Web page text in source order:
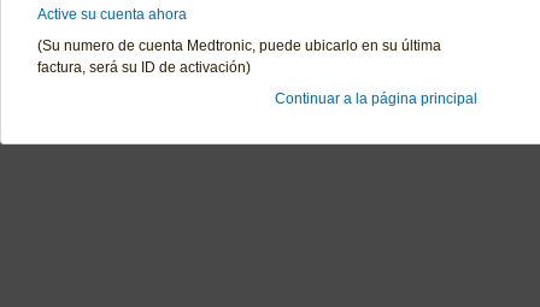
Active su cuenta ahora
(Su numero de cuenta Medtronic, puede ubicarlo en su última
factura, será su ID de activación)
Continuar a la página principal